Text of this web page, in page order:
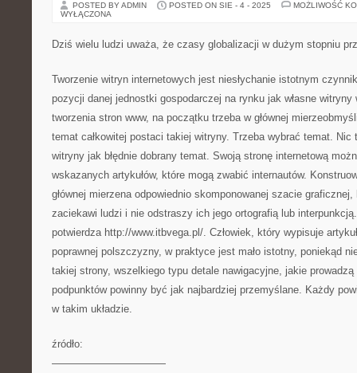
POSTED BY ADMIN POSTED ON SIE - 4 - 2025
MOŻLIWOŚĆ
WYŁĄCZONA
Dziś wielu ludzi uważa, że czasy globalizacji w dużym stopniu
Tworzenie witryn internetowych jest niesłychanie istotnym
pozycji danej jednostki gospodarczej na rynku jak własne witryny
tworzenia stron www, na początku trzeba w głównej
temat całkowitej postaci takiej witryny. Trzeba wybrać temat. Nic
witryny jak błędnie dobrany temat. Swoją stronę internetową
wskazanych artykułów, które mogą zwabić internautów.
głównej mierzena odpowiednio skomponowanej szacie
zaciekawi ludzi i nie odstraszy ich jego ortografią lub
potwierdza http://www.itbvega.pl/. Człowiek, który wypisuje
poprawnej polszczyzny, w praktyce jest mało istotny, poniekąd
takiej strony, wszelkiego typu detale nawigacyjne, jakie
podpunktów powinny być jak najbardziej przemyślane. Każdy
w takim układzie.
źródło:
———————————